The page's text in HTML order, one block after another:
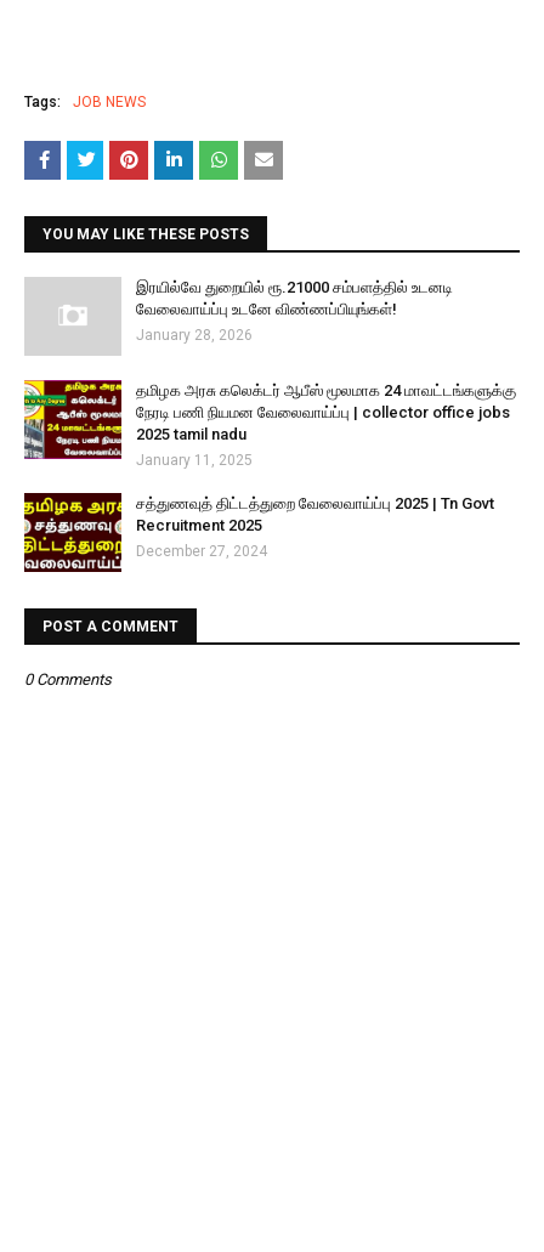
Tags: JOB NEWS
YOU MAY LIKE THESE POSTS
இரயில்வே துறையில் ரூ.21000 சம்பளத்தில் உடனடி
வேலைவாய்ப்பு உடனே விண்ணப்பியுங்கள்!
January 28, 2026
தமிழக அரசு கலெக்டர் ஆபீஸ் மூலமாக 24 மாவட்டங்களுக்கு
நேரடி பணி நியமன வேலைவாய்ப்பு | collector office jobs
2025 tamil nadu
January 11, 2025
சத்துணவுத் திட்டத்துறை வேலைவாய்ப்பு 2025 | Tn Govt
Recruitment 2025
December 27, 2024
POST A COMMENT
0 Comments